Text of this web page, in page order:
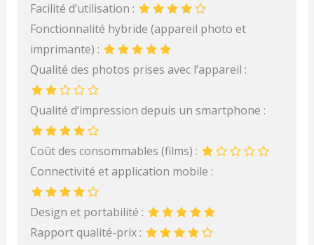
Facilité d’utilisation :
Fonctionnalité hybride (appareil photo et
imprimante) :
Qualité des photos prises avec l’appareil :
Qualité d’impression depuis un smartphone :
Coût des consommables (films) :
Connectivité et application mobile :
Design et portabilité :
Rapport qualité-prix :